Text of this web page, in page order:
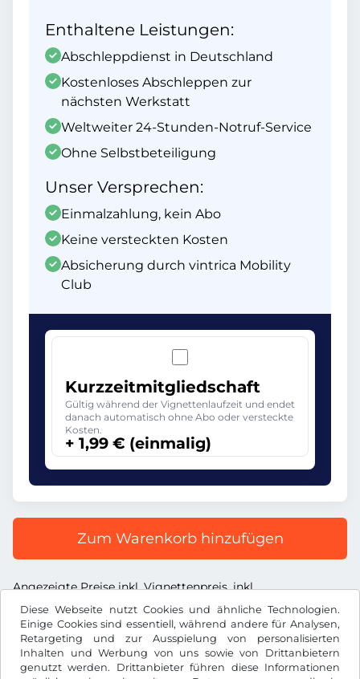
Diese Webseite nutzt Cookies und ähnliche Technologien.
Einige Cookies sind essentiell, während andere für Analysen,
Retargeting und zur Ausspielung von personalisierten
Inhalten und Werbung von uns sowie von Drittanbietern
genutzt werden. Drittanbieter führen diese Informationen
Enthaltene Leistungen:
Abschleppdienst in Deutschland
Kostenloses Abschleppen zur
nächsten Werkstatt
Weltweiter 24-Stunden-Notruf-Service
Ohne Selbstbeteiligung
Unser Versprechen:
Einmalzahlung, kein Abo
Keine versteckten Kosten
Absicherung durch vintrica Mobility
Club
Kurzzeitmitgliedschaft
Gültig während der Vignettenlaufzeit und endet
danach automatisch ohne Abo oder versteckte
Kosten.
+ 1,99 € (einmalig)
Zum Warenkorb hinzufügen
Angezeigte Preise inkl. Vignettenpreis, inkl.
Dienstleistungsentgelt und inkl. der gesetzl. MwSt.